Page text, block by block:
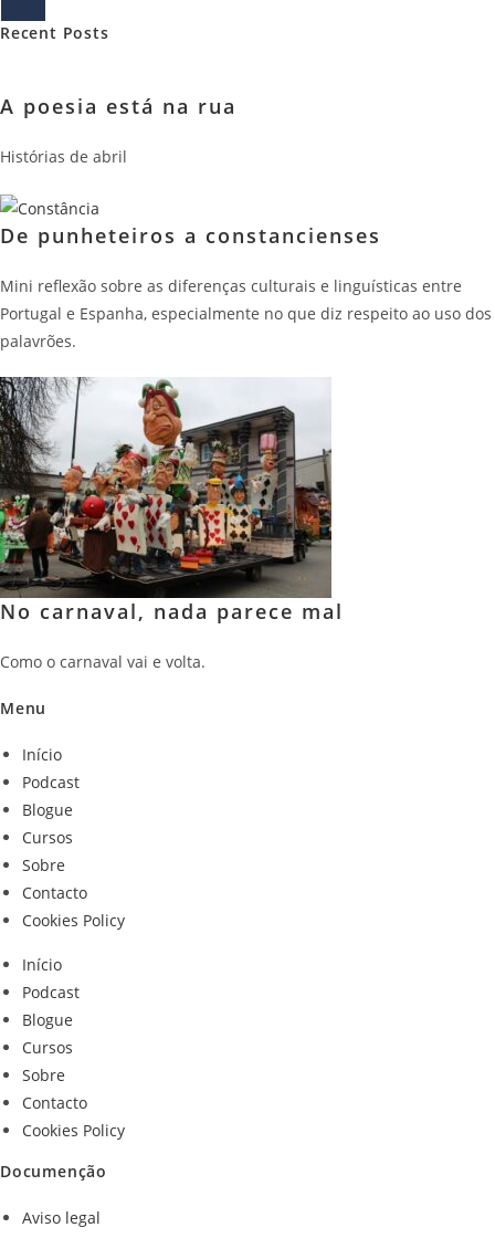
Recent Posts
A poesia está na rua
Histórias de abril
De punheteiros a constancienses
Mini reflexão sobre as diferenças culturais e linguísticas entre
Portugal e Espanha, especialmente no que diz respeito ao uso dos
palavrões.
No carnaval, nada parece mal
Como o carnaval vai e volta.
Menu
Início
Podcast
Blogue
Cursos
Sobre
Contacto
Cookies Policy
Início
Podcast
Blogue
Cursos
Sobre
Contacto
Cookies Policy
Documenção
Aviso legal